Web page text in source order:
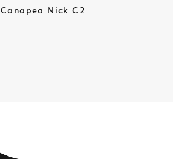
Canapea Nick C2